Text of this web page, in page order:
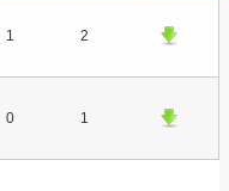
1 2
0 1